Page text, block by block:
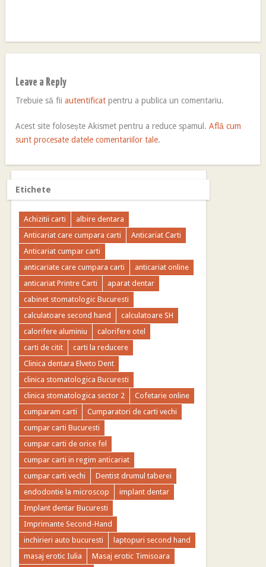
Leave a Reply
Trebuie să fiiautentificat pentru a publica un comentariu.
Acest site folosește Akismet pentru a reduce spamul.Află cum
sunt procesate datele comentariilor tale.
Etichete
Achizitii carti
albire dentara
Anticariat care cumpara carti
Anticariat Carti
Anticariat cumpar carti
anticariate care cumpara carti
anticariat online
anticariat Printre Carti
aparat dentar
cabinet stomatologic Bucuresti
calculatoare second hand
calculatoare SH
calorifere aluminiu
calorifere otel
carti de citit
carti la reducere
Clinica dentara Elveto Dent
clinica stomatologica Bucuresti
clinica stomatologica sector 2
Cofetarie online
cumparam carti
Cumparatori de carti vechi
cumpar carti Bucuresti
cumpar carti de orice fel
cumpar carti in regim anticariat
cumpar carti vechi
Dentist drumul taberei
endodontie la microscop
implant dentar
Implant dentar Bucuresti
Imprimante Second-Hand
inchirieri auto bucuresti
laptopuri second hand
masaj erotic Iulia
Masaj erotic Timisoara